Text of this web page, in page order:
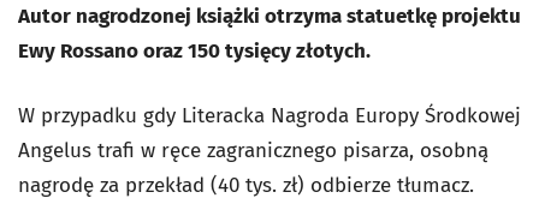
Autor nagrodzonej książki otrzyma statuetkę projektu
Ewy Rossano oraz 150 tysięcy złotych.
W przypadku gdy Literacka Nagroda Europy Środkowej
Angelus trafi w ręce zagranicznego pisarza, osobną
nagrodę za przekład (40 tys. zł) odbierze tłumacz.